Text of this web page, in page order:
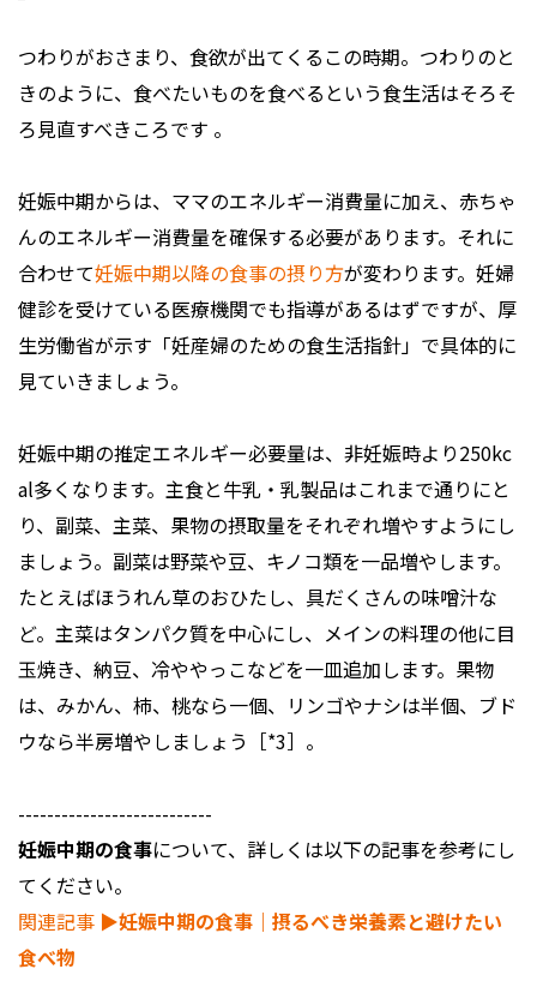
つわりがおさまり、食欲が出てくるこの時期。つわりのと
きのように、食べたいものを食べるという食生活はそろそ
ろ見直すべきころです 。
妊娠中期からは、ママのエネルギー消費量に加え、赤ちゃ
んのエネルギー消費量を確保する必要があります。それに
合わせて妊娠中期以降の食事の摂り方が変わります。妊婦
健診を受けている医療機関でも指導があるはずですが、厚
生労働省が示す「妊産婦のための食生活指針」で具体的に
見ていきましょう。
妊娠中期の推定エネルギー必要量は、非妊娠時より250kc
al多くなります。主食と牛乳・乳製品はこれまで通りにと
り、副菜、主菜、果物の摂取量をそれぞれ増やすようにし
ましょう。副菜は野菜や豆、キノコ類を一品増やします。
たとえばほうれん草のおひたし、具だくさんの味噌汁な
ど。主菜はタンパク質を中心にし、メインの料理の他に目
玉焼き、納豆、冷ややっこなどを一皿追加します。果物
は、みかん、柿、桃なら一個、リンゴやナシは半個、ブド
ウなら半房増やしましょう［*3］。
---------------------------
妊娠中期の食事について、詳しくは以下の記事を参考にし
てください。
関連記事 ▶︎妊娠中期の食事｜摂るべき栄養素と避けたい
食べ物